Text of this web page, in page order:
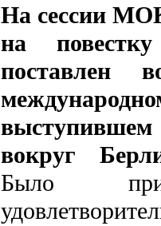
На сессии
на
поставлен
вокруг
Было